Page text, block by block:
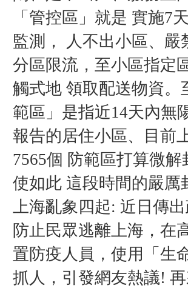
「管控區」就是 實施7
監測， 人不出小區、嚴
分區限流，至小區指定
觸式地領取配送物資。
範區」是指近14天內無
報告的居住小區、目前
7565個 防範區打算微解
使如此 這段時間的嚴厲
上海亂象四起: 近日傳
防止民眾逃離上海，在
置防疫人員，使用「生
抓人，引發網友熱議!